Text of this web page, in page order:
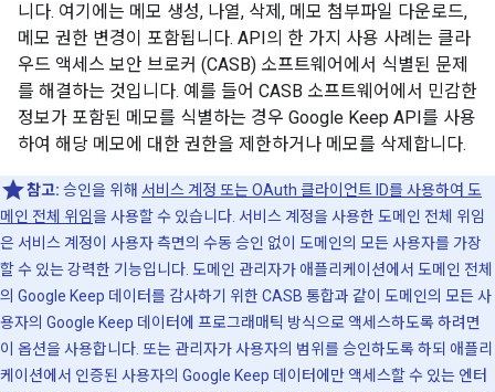
니다. 여기에는 메모 생성, 나열, 삭제, 메모 첨부파일 다운로드,
메모 권한 변경이 포함됩니다. API의 한 가지 사용 사례는 클라
우드 액세스 보안 브로커 (CASB) 소프트웨어에서 식별된 문제
를 해결하는 것입니다. 예를 들어 CASB 소프트웨어에서 민감한
정보가 포함된 메모를 식별하는 경우 Google Keep API를 사용
하여 해당 메모에 대한 권한을 제한하거나 메모를 삭제합니다.
참고: 승인을 위해 서비스 계정 또는 OAuth 클라이언트 ID를 사용하여 도
메인 전체 위임을 사용할 수 있습니다. 서비스 계정을 사용한 도메인 전체 위임
은 서비스 계정이 사용자 측면의 수동 승인 없이 도메인의 모든 사용자를 가장
할 수 있는 강력한 기능입니다. 도메인 관리자가 애플리케이션에서 도메인 전체
의 Google Keep 데이터를 감사하기 위한 CASB 통합과 같이 도메인의 모든 사
용자의 Google Keep 데이터에 프로그래매틱 방식으로 액세스하도록 하려면
이 옵션을 사용합니다. 또는 관리자가 사용자의 범위를 승인하도록 하되 애플리
케이션에서 인증된 사용자의 Google Keep 데이터에만 액세스할 수 있는 엔터